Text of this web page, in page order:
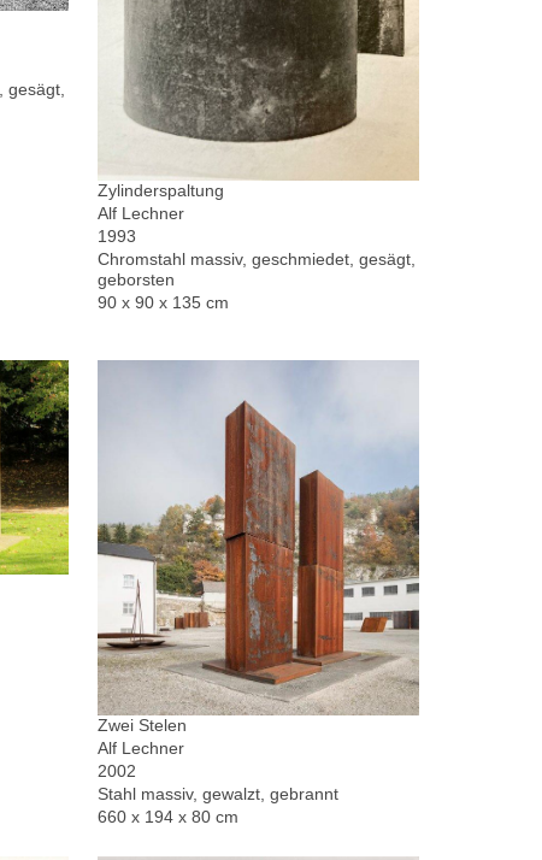
gesägt,
Zylinderspaltung
Alf Lechner
1993
Chromstahl massiv, geschmiedet, gesägt,
geborsten
90 x 90 x 135 cm
Zwei Stelen
Alf Lechner
2002
Stahl massiv, gewalzt, gebrannt
660 x 194 x 80 cm